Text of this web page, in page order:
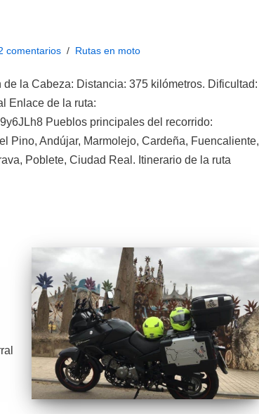
comentarios Rutas en moto
de la Cabeza: Distancia: 375 kilómetros. Dificultad:
Enlace de la ruta:
Pueblos principales del recorrido:
Pino, Andújar, Marmolejo, Cardeña, Fuencaliente,
Poblete, Ciudad Real. Itinerario de la ruta